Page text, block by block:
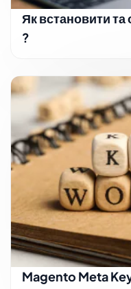
Як встановити
?
Magento Meta